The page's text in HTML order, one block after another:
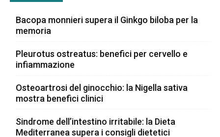
Bacopa monnieri supera il Ginkgo biloba per la
memoria
Pleurotus ostreatus: benefici per cervello e
infiammazione
Osteoartrosi del ginocchio: la Nigella sativa
mostra benefici clinici
Sindrome dell’intestino irritabile: la Dieta
Mediterranea supera i consigli dietetici